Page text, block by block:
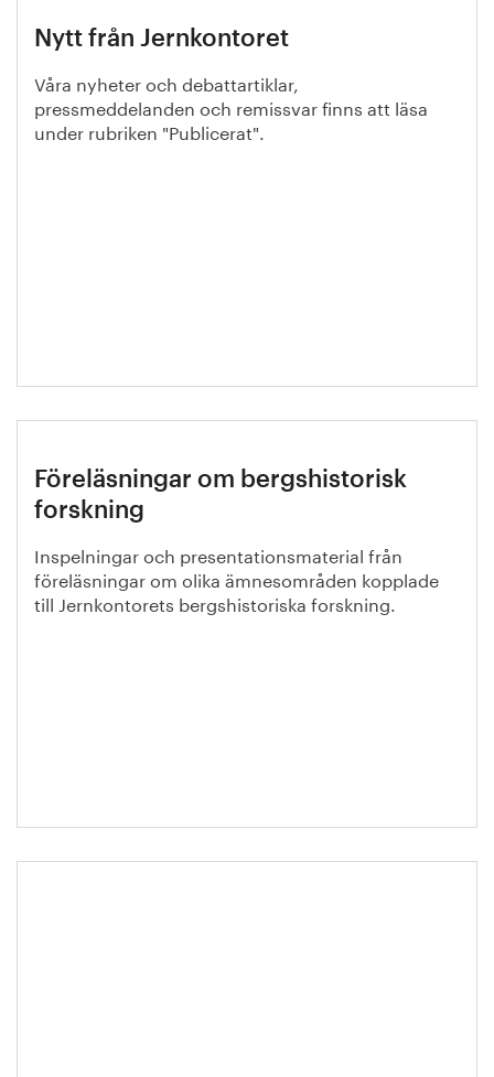
Nytt från Jernkontoret
Våra nyheter och debattartiklar,
pressmeddelanden och remissvar finns att läsa
under rubriken "Publicerat".
Föreläsningar om bergshistorisk
forskning
Inspelningar och presentationsmaterial från
föreläsningar om olika ämnesområden kopplade
till Jernkontorets bergshistoriska forskning.